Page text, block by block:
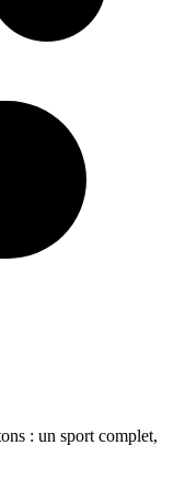
: un sport complet,